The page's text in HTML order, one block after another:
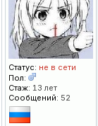
Статус: не в сети
Пол:
Стаж: 13 лет
Сообщений: 52